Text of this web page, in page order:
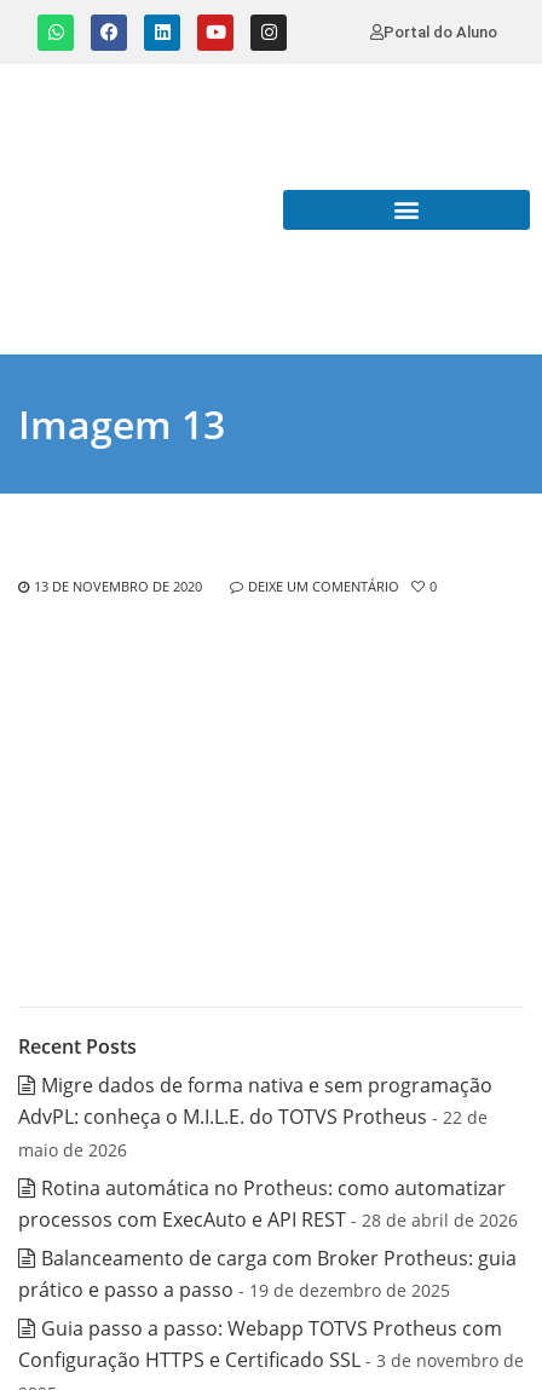
Portal do Aluno
Imagem 13
13 DE NOVEMBRO DE 2020 DEIXE UM COMENTÁRIO 0
Recent Posts
Migre dados de forma nativa e sem programação
AdvPL: conheça o M.I.L.E. do TOTVS Protheus - 22 de
maio de 2026
Rotina automática no Protheus: como automatizar
processos com ExecAuto e API REST - 28 de abril de 2026
Balanceamento de carga com Broker Protheus: guia
prático e passo a passo - 19 de dezembro de 2025
Guia passo a passo: Webapp TOTVS Protheus com
Configuração HTTPS e Certificado SSL - 3 de novembro de